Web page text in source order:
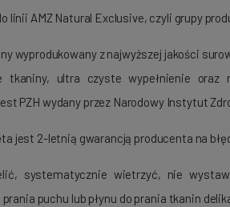
linii AMZ Natural Exclusive, czyli grupy
wyprodukowany z najwyższej jakości
tkaniny, ultra czyste wypełnienie
PZH wydany przez Narodowy Instytut
jest 2-letnią gwarancją producenta na
systematycznie wietrzyć, nie
puchu lub płynu do prania tkanin